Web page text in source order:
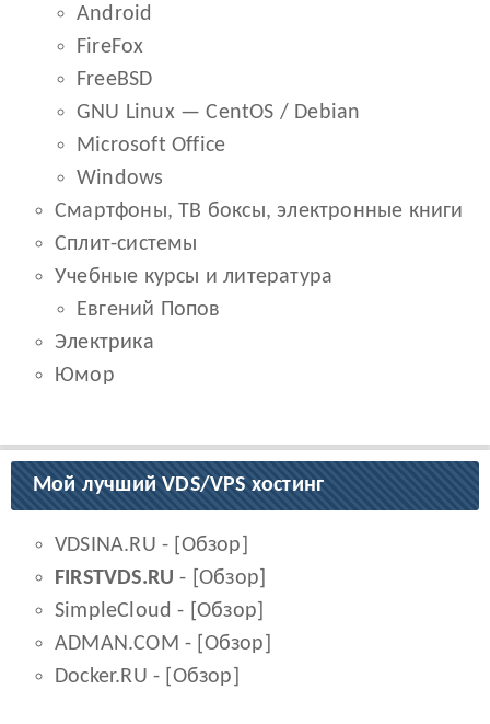
Android
FireFox
FreeBSD
GNU Linux — CentOS / Debian
Microsoft Office
Windows
Смартфоны, ТВ боксы, электронные книги
Сплит-системы
Учебные курсы и литература
Евгений Попов
Электрика
Юмор
Мой лучший VDS/VPS хостинг
VDSINA.RU - [Обзор]
FIRSTVDS.RU - [Обзор]
SimpleCloud - [Обзор]
ADMAN.COM - [Обзор]
Docker.RU - [Обзор]